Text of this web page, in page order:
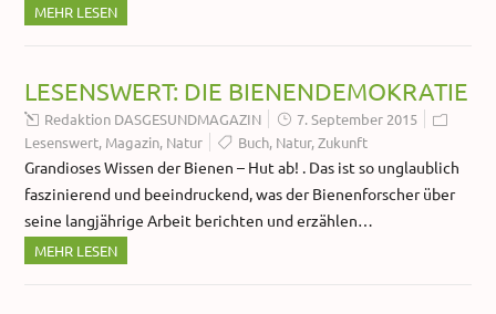
MEHR LESEN
LESENSWERT: DIE BIENENDEMOKRATIE
Redaktion DASGESUNDMAGAZIN
7. September 2015
Lesenswert, Magazin, Natur Buch, Natur,Zukunft
Grandioses Wissen der Bienen – Hut ab! . Das ist so unglaublich
faszinierend und beeindruckend, was der Bienenforscher über
seine langjährige Arbeit berichten und erzählen…
MEHR LESEN